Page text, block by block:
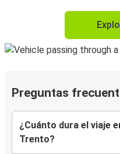
Preguntas
¿Cuánto dura el viaje
Trento?